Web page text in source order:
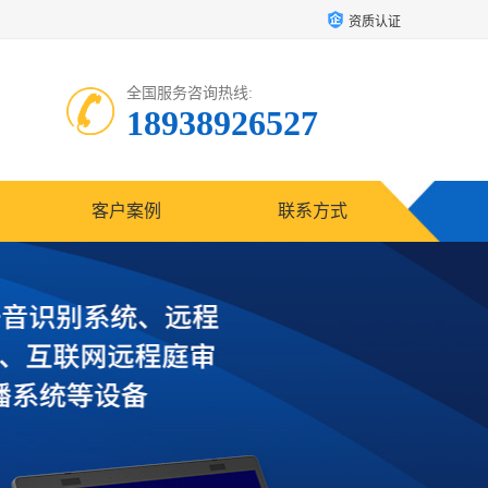
资质认证
全国服务咨询热线:
18938926527
客户案例 联系方式